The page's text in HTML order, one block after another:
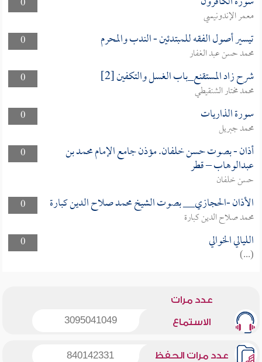
معمر الإندونيسي
0
تيسير أصول الفقه للمبتدئين - الندب والمحرم
محمد حسن عبد الغفار
0
شرح زاد المستقنع_باب الغسل والتكفين [2]
محمد مختار الشنقيطي
0
سورة الذاريات
محمد جبريل
0
أذان - بصوت حسن خلفان. مؤذن جامع الإمام محمد بن
عبدالوهاب – قطر
حسن خلفان
0
الأذان -الحجازي__ بصوت الشيخ محمد صلاح الدين كبارة
محمد صلاح الدين كبارة
0
الليالي الخوالي
(...)
عدد مرات
الاستماع 3095041049
عدد مرات الحفظ 840142331